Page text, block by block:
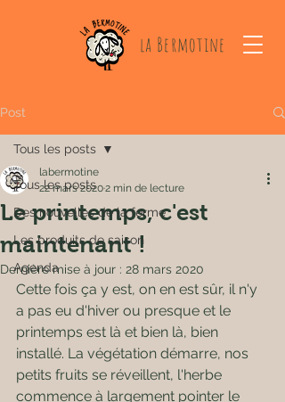
la Bermotine
Post
Tous les posts
Des nouvelles de la ferme
Les produits de saison
Agenda
Tous les posts
Le printemps, c'est
maintenant !
labermotine
22 mars 20202 min de lecture
Dernière mise à jour : 28 mars 2020
Cette fois ça y est, on en est sûr, il n'y
a pas eu d'hiver ou presque et le
printemps est là et bien là, bien
installé. La végétation démarre, nos
petits fruits se réveillent, l'herbe
commence à largement pointer le